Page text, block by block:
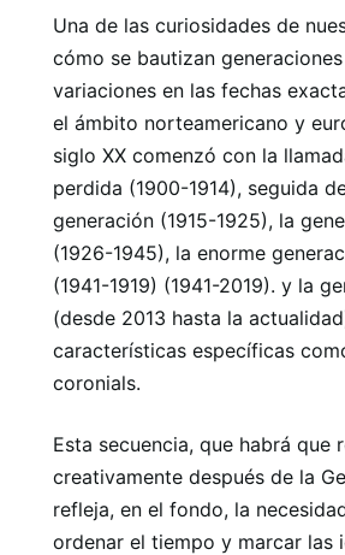
Una de las curiosidades de
cómo se bautizan
variaciones en las fechas
el ámbito norteamericano y
siglo XX comenzó con la
perdida (1900-1914), seguida
generación (1915-1925), la
(1926-1945), la enorme
(1941-1919) (1941-2019). y la
(desde 2013 hasta la
características específicas
coronials.
Esta secuencia, que habrá que
creativamente después de la
refleja, en el fondo, la
ordenar el tiempo y marcar las